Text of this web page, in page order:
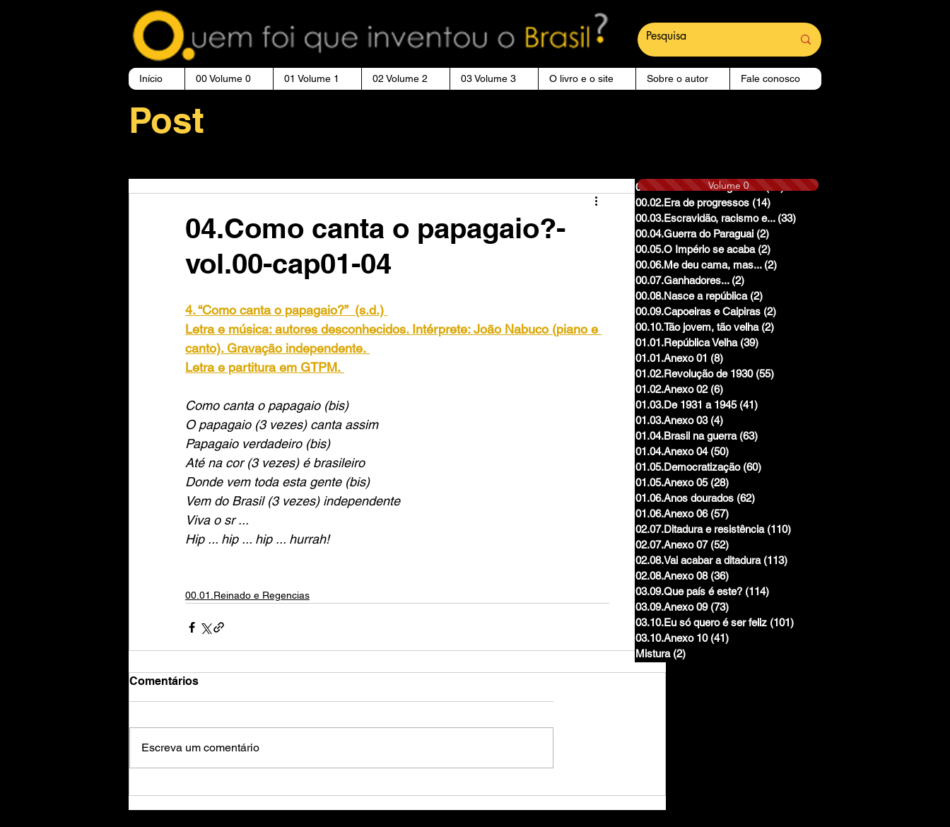
Início 00 Volume 0 01 Volume 1 02 Volume 2 03 Volume 3 O livro e o site Sobre o autor Fale conosco
Post
04.Como canta o papagaio?-
vol.00-cap01-04
4. “Como canta o papagaio?”  (s.d.)
Letra e música: autores desconhecidos. Intérprete: João Nabuco (piano e
canto). Gravação independente.
Letra e partitura em GTPM.
Como canta o papagaio (bis)
O papagaio (3 vezes) canta assim
Papagaio verdadeiro (bis)
Até na cor (3 vezes) é brasileiro
Donde vem toda esta gente (bis)
Vem do Brasil (3 vezes) independente
Viva o sr ...
Hip ... hip ... hip ... hurrah!
00.01.Reinado e Regencias
Comentários
Escreva um comentário
00.01.Reinado e Regencias
14 posts
00.02.Era de progressos (14)
00.03.Escravidão, racismo e... (33)
00.04.Guerra do Paraguai (2)
00.05.O Império se acaba (2)
00.06.Me deu cama, mas... (2)
00.07.Ganhadores... (2)
00.08.Nasce a república (2)
00.09.Capoeiras e Caipiras (2)
00.10.Tão jovem, tão velha (2)
01.01.República Velha (39)
01.01.Anexo 01 (8)
01.02.Revolução de 1930 (55)
01.02.Anexo 02 (6)
01.03.De 1931 a 1945 (41)
01.03.Anexo 03 (4)
01.04.Brasil na guerra (63)
01.04.Anexo 04 (50)
01.05.Democratização (60)
01.05.Anexo 05 (28)
01.06.Anos dourados (62)
01.06.Anexo 06 (57)
02.07.Ditadura e resistência (110)
02.07.Anexo 07 (52)
02.08.Vai acabar a ditadura (113)
02.08.Anexo 08 (36)
03.09.Que país é este? (114)
03.09.Anexo 09 (73)
03.10.Eu só quero é ser feliz (101)
03.10.Anexo 10 (41)
Mistura (2)
Volume 0